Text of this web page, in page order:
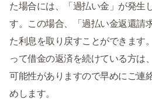
た場合には、「過払い金」が発生
す。この場合、「過払い金返還請
た利息を取り戻すことができます
って借金の返済を続けている方は
可能性がありますので早めにご連
めします。